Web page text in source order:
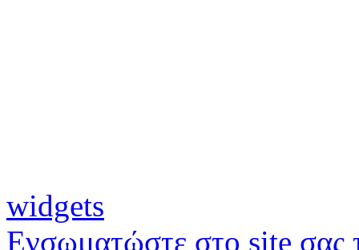
widgets
Ενσωματώστε στο site σας